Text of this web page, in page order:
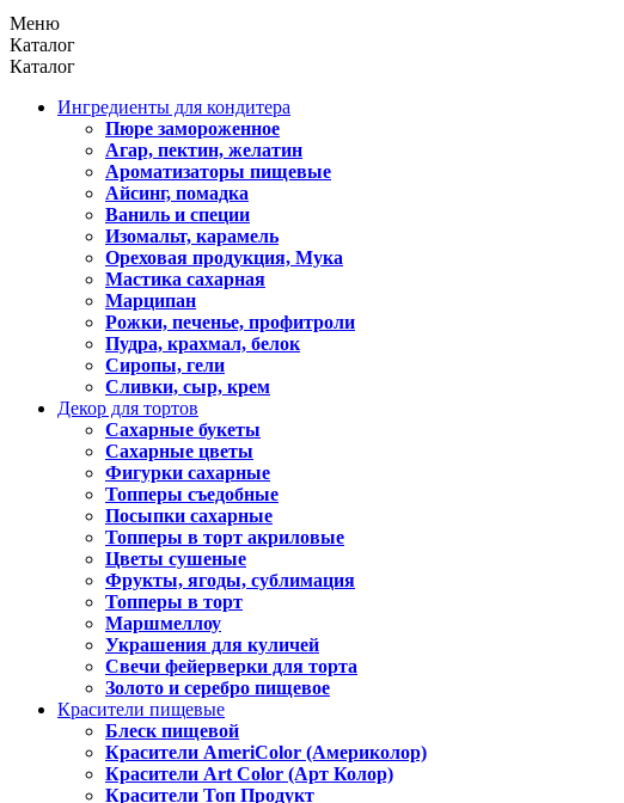
Меню
Каталог
Каталог
Ингредиенты для кондитера
Пюре замороженное
Агар, пектин, желатин
Ароматизаторы пищевые
Айсинг, помадка
Ваниль и специи
Изомальт, карамель
Ореховая продукция, Мука
Мастика сахарная
Марципан
Рожки, печенье, профитроли
Пудра, крахмал, белок
Сиропы, гели
Сливки, сыр, крем
Декор для тортов
Сахарные букеты
Сахарные цветы
Фигурки сахарные
Топперы съедобные
Посыпки сахарные
Топперы в торт акриловые
Цветы сушеные
Фрукты, ягоды, сублимация
Топперы в торт
Маршмеллоу
Украшения для куличей
Свечи фейерверки для торта
Золото и серебро пищевое
Красители пищевые
Блеск пищевой
Красители AmeriColor (Америколор)
Красители Art Color (Арт Колор)
Красители Топ Продукт